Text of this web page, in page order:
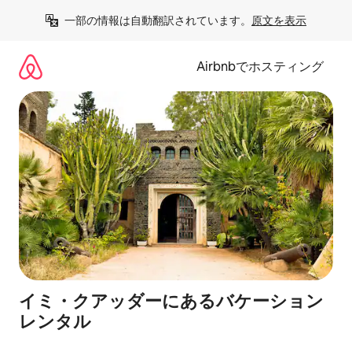
一部の情報は自動翻訳されています。 原文を表示
Airbnbでホスティング
イミ・クアッダーにあるバケーション
レンタル